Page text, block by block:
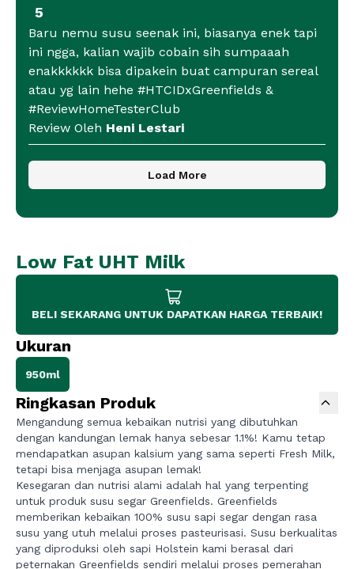
5
Baru nemu susu seenak ini, biasanya enek tapi
ini ngga, kalian wajib cobain sih sumpaaah
enakkkkkk bisa dipakein buat campuran sereal
atau yg lain hehe #HTCIDxGreenfields &
#ReviewHomeTesterClub
Review Oleh Heni Lestari
Load More
Low Fat UHT Milk
BELI SEKARANG UNTUK DAPATKAN HARGA TERBAIK!
Ukuran
950ml
Ringkasan Produk
Mengandung semua kebaikan nutrisi yang dibutuhkan
dengan kandungan lemak hanya sebesar 1.1%! Kamu tetap
mendapatkan asupan kalsium yang sama seperti Fresh Milk,
tetapi bisa menjaga asupan lemak!
Kesegaran dan nutrisi alami adalah hal yang terpenting
untuk produk susu segar Greenfields. Greenfields
memberikan kebaikan 100% susu sapi segar dengan rasa
susu yang utuh melalui proses pasteurisasi. Susu berkualitas
yang diproduksi oleh sapi Holstein kami berasal dari
peternakan Greenfields sendiri melalui proses pemerahan